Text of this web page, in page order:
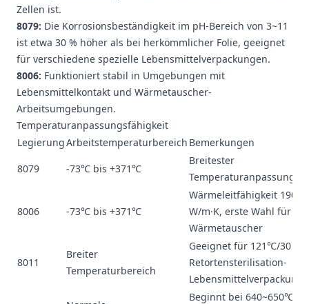
Zellen ist.
8079: Die Korrosionsbeständigkeit im pH-Bereich von 3~11
ist etwa 30 % höher als bei herkömmlicher Folie, geeignet
für verschiedene spezielle Lebensmittelverpackungen.
8006: Funktioniert stabil in Umgebungen mit
Lebensmittelkontakt und Wärmetauscher-
Arbeitsumgebungen.
Temperaturanpassungsfähigkeit
LegierungArbeitstemperaturbereich Bemerkungen
8079
-73℃ bis +371℃
Breitester
8006 -73℃ bis +371℃
Wärmeleitfähigkeit
W/m·K, erste Wahl für
Wärmetauscher
8011
Breiter
Temperaturbereich
Geeignet für 121℃/30
Retortensterilisation-
Beginnt bei 640~650℃ zu